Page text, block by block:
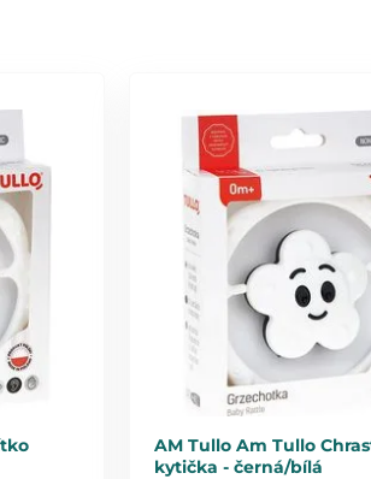
AM Tullo Am Tullo
kytička - černá/bílá